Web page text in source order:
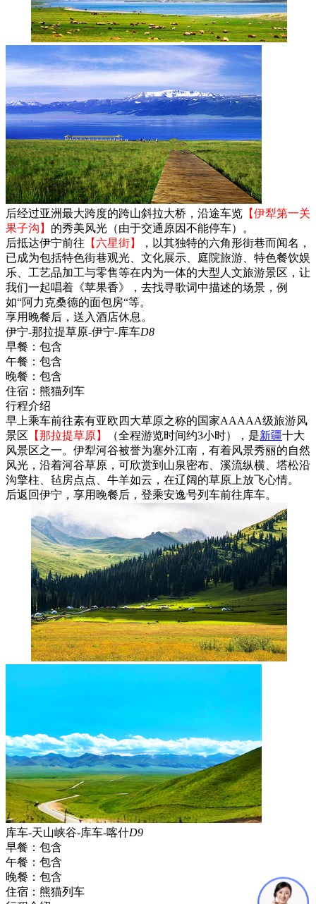
后经过亚洲最大跨度的跨山斜拉大桥，沿途车览 【伊犁第一关
果子沟】 的秀美风光（由于交通原因不能停车）。
后抵达伊宁前往 【六星街】
，以其独特的六角形街巷而闻名，
已成为包括特色街巷观光、文化展示、庭院旅游、特色餐饮娱
乐、工艺品加工与零售等在内为一体的大型人文旅游景区，让
我们一起唱着《苹果香》，去找寻歌词中描述的场景，例
如“阿力克桑德的面包房“等。
享用晚餐后，送入酒店休息。
伊宁-那拉提草原-伊宁-库车D8
早餐： 包含
午餐： 包含
晚餐： 包含
住宿： 熊猫列车
行程介绍
早上乘车前往素有亚欧四大草原之称的国家AAAAA级旅游风
景区 【那拉提草原】 （全程游览时间约3小时），是新疆十大
风景区之一。伊犁河谷被誉为塞外江南，有着风景秀丽的自然
风光，沿着河谷草原，可欣赏到山泉密布、溪流纵横、塔松沿
沟擎柱、毡房点点、牛羊如云，在辽阔的草原上放飞心情。
后返回伊宁，享用晚餐后，登乘安逸号列车前往库车。
库车-天山峡谷-库车-喀什D9
早餐： 包含
午餐： 包含
晚餐： 包含
住宿： 熊猫列车